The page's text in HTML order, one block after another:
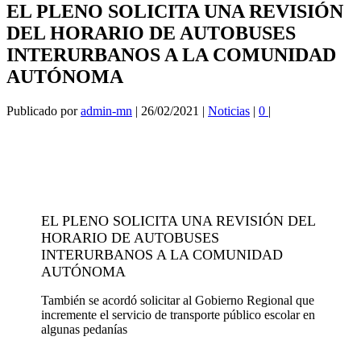
EL PLENO SOLICITA UNA REVISIÓN
DEL HORARIO DE AUTOBUSES
INTERURBANOS A LA COMUNIDAD
AUTÓNOMA
Publicado poradmin-mn | 26/02/2021 | Noticias | 0 |
EL PLENO SOLICITA UNA REVISIÓN DEL
HORARIO DE AUTOBUSES
INTERURBANOS A LA COMUNIDAD
AUTÓNOMA
También se acordó solicitar al Gobierno Regional que
incremente el servicio de transporte público escolar en
algunas pedanías